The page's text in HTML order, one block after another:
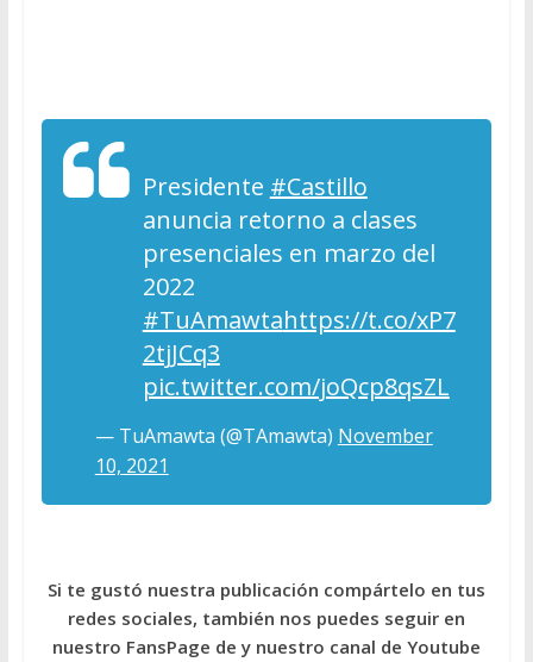
Presidente #Castillo
anuncia retorno a clases
presenciales en marzo del
2022
#TuAmawtahttps://t.co/xP7
2tjJCq3
pic.twitter.com/joQcp8qsZL
— TuAmawta (@TAmawta) November
10, 2021
Si te gustó nuestra publicación compártelo en tus
redes sociales, también nos puedes seguir en
nuestro FansPage de y nuestro canal de Youtube